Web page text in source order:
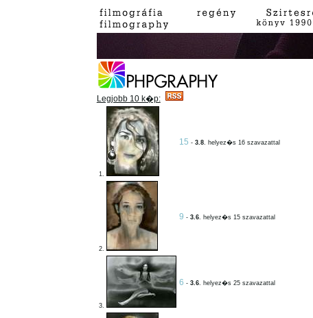
Legjobb 10 k�p:
1.
15 - 3.8. helyez�s 16 szavazattal
2.
9 - 3.6. helyez�s 15 szavazattal
3.
6 - 3.6. helyez�s 25 szavazattal